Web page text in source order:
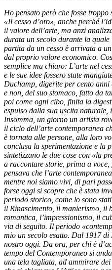
Ho pensato però che fosse
«Il cesso d’oro», anche perché
il valore dell’arte, ma anzi
durata un secolo durante la quale
partita da un cesso è arrivata a
dal proprio valore economico.
semplice ma chiaro: L’arte nel
e le sue idee fossero state
Duchamp, digerite per cento anni
e non, del suo stomaco, fatto da
poi come ogni cibo, finita la
espulso dalla sua uscita naturale,
Insomma, un giorno un artista
il ciclo dell’arte contemporanea
è tornata alle persone, alla loro
conclusa la sperimentazione e la
sintetizzano le due cose con «la
a raccontare storie, prima a voce,
pensava che l’arte
mentre noi siamo vivi, di pari
forse oggi si scopre che è stata
periodo storico, come lo sono
il Rinascimento, il manierismo, il
romantica, l’impressionismo, il
via di seguito. Il periodo
mio un secolo esatto. Dal 1917
nostro oggi. Da ora, per chi è
tempo del Contemporaneo si
una tela tagliata, ad ammirare